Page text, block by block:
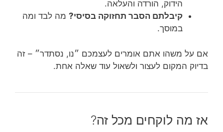
הידוק, הורדה והעלאה.
קיבלתם הסבר תחזוקה בסיסי? מה לבד ומה
במוסך.
אם על משהו אתם אומרים לעצמכם ״נו, נסתדר״ – זה
בדיוק המקום לעצור ולשאול עוד שאלה אחת.
אז מה לוקחים מכל זה?